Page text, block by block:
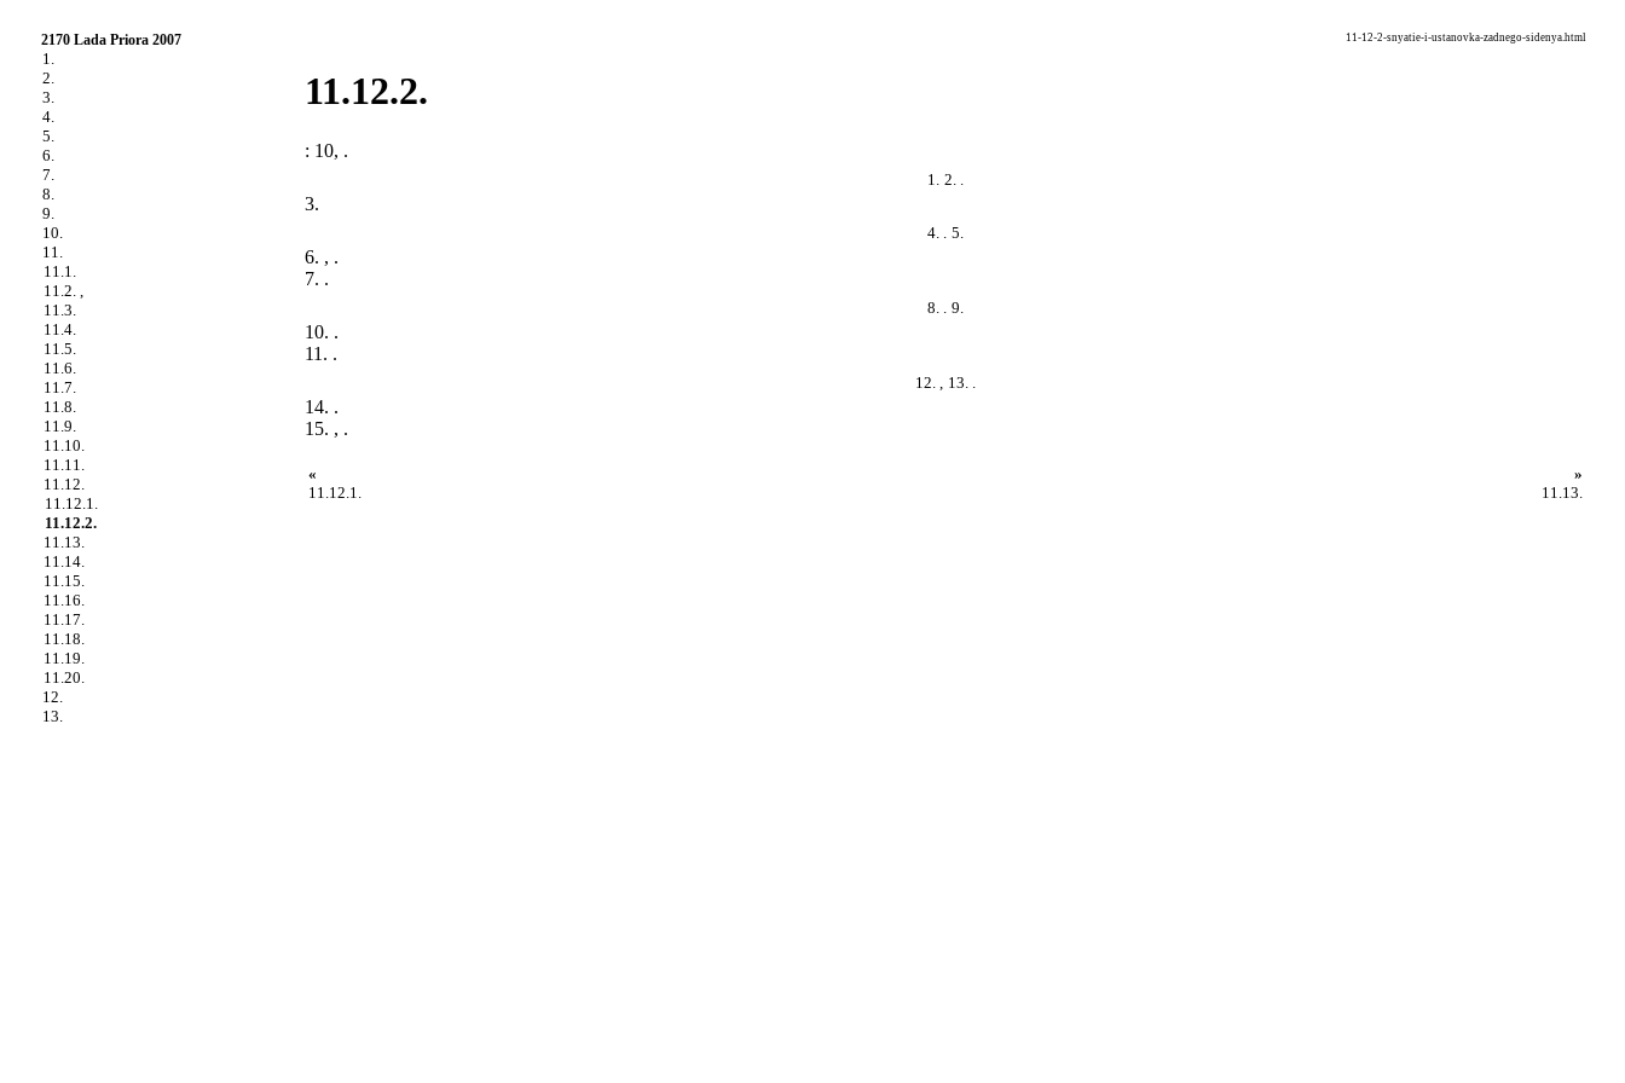
2170 Lada Priora 2007
1.
2.
3.
4.
5.
6.
7.
8.
9.
10.
11.
11.1.
11.2. ,
11.3.
11.4.
11.5.
11.6.
11.7.
11.8.
11.9.
11.10.
11.11.
11.12.
11.12.1.
11.12.2.
11.13.
11.14.
11.15.
11.16.
11.17.
11.18.
11.19.
11.20.
12.
13.
11-12-2-snyatie-i-ustanovka-zadnego-sidenya.html
11.12.2.
: 10, .
1. 2. .
3.
4. . 5.
6. , .
7. .
8. . 9.
10. .
11. .
12. , 13. .
14. .
15. , .
«
11.12.1.
»
11.13.